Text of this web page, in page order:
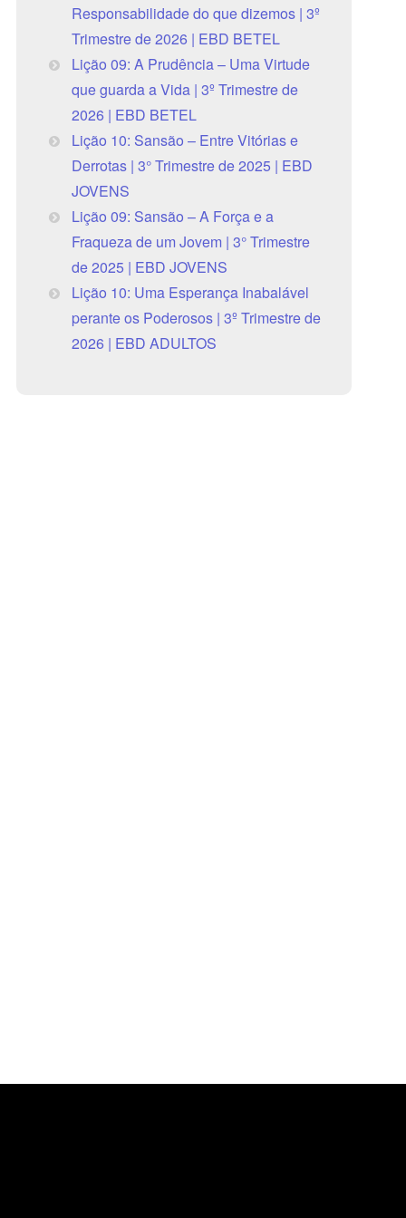
Responsabilidade do que dizemos | 3º
Trimestre de 2026 | EBD BETEL
Lição 09: A Prudência – Uma Virtude
que guarda a Vida | 3º Trimestre de
2026 | EBD BETEL
Lição 10: Sansão – Entre Vitórias e
Derrotas | 3° Trimestre de 2025 | EBD
JOVENS
Lição 09: Sansão – A Força e a
Fraqueza de um Jovem | 3° Trimestre
de 2025 | EBD JOVENS
Lição 10: Uma Esperança Inabalável
perante os Poderosos | 3º Trimestre de
2026 | EBD ADULTOS